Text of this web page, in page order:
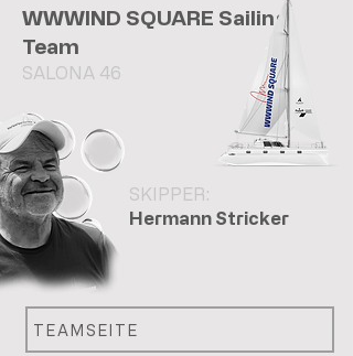
WWWIND SQUARE Sailing
Team
Hermann Stricker
SALONA 46
SKIPPER:
TEAMSEITE